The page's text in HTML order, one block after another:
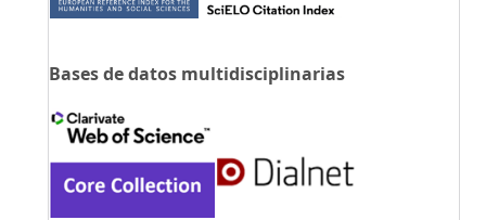
Bases de datos multidisciplinarias